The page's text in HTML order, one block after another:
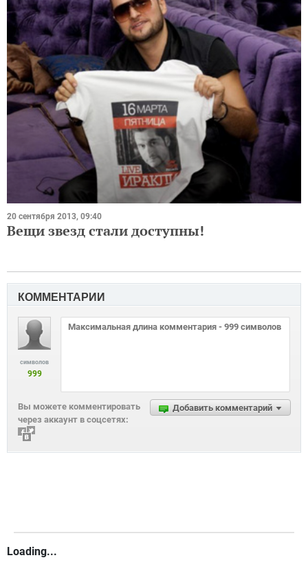
20 сентября 2013, 09:40
Вещи звезд стали доступны!
КОММЕНТАРИИ
символов
999
Добавить комментарий
Вы можете комментировать
через аккаунт в соцсетях:
Loading...